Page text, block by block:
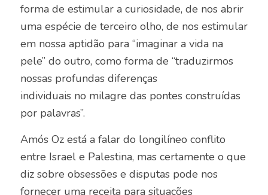
forma de estimular a curiosidade, de nos abrir
uma espécie de terceiro olho, de nos estimular
em nossa aptidão para “imaginar a vida na
pele” do outro, como forma de “traduzirmos
nossas profundas diferenças
individuais no milagre das pontes construídas
por palavras”.
Amós Oz está a falar do longilíneo conflito
entre Israel e Palestina, mas certamente o que
diz sobre obsessões e disputas pode nos
fornecer uma receita para situações